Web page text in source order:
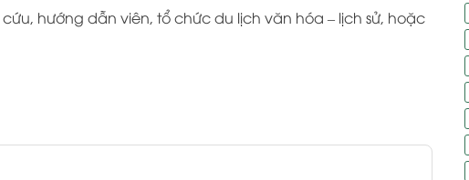
hướng dẫn viên, tổ chức du lịch văn hóa – lịch sử, hoặc